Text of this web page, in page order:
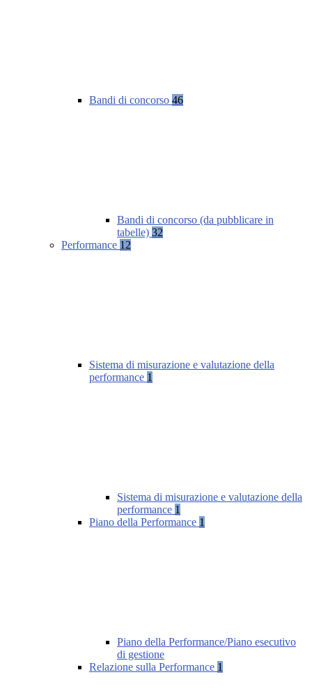
Bandi di concorso 46
Bandi di concorso (da pubblicare in
tabelle) 32
Performance 12
Sistema di misurazione e valutazione della
performance 1
Sistema di misurazione e valutazione della
performance 1
Piano della Performance 1
Piano della Performance/Piano esecutivo
di gestione
Relazione sulla Performance 1